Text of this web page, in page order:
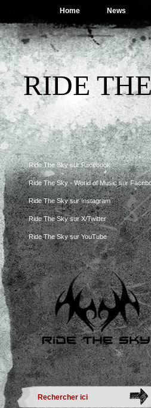
Home News
RIDE
Ride The Sky sur Facebook
Ride The Sky - World of Music sur
Ride The Sky sur Instagram
Ride The Sky sur X/Twitter
Ride The Sky sur YouTube